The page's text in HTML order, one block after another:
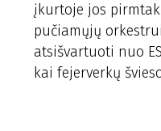
įkurtoje jos
pučiamųjų
atsišvartuoti nuo
kai fejerverkų